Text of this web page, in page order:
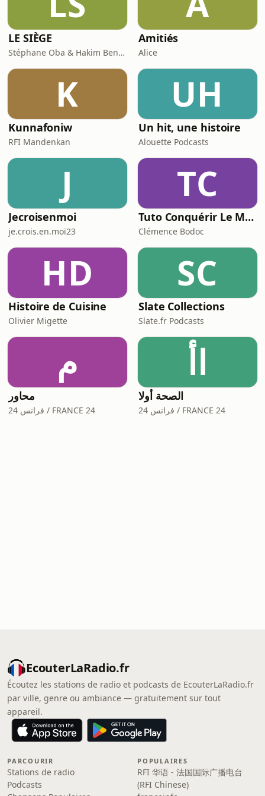
LE SIÈGE
Stéphane Oba & Hakim Benbadra
Amitiés
Alice
K
Kunnafoniw
RFI Mandenkan
UH
Un hit, une histoire
Alouette Podcasts
J
Jecroisenmoi
je.crois.en.moi23
TC
Tuto Conquérir Le Monde
Clémence Bodoc
HD
Histoire de Cuisine
Olivier Migette
SC
Slate Collections
Slate.fr Podcasts
م
محاور
فرانس 24 / FRANCE 24
اأ
الصحة أولا
فرانس 24 / FRANCE 24
EcouterLaRadio.fr
Écoutez les stations de radio et podcasts de EcouterLaRadio.fr
par ville, genre ou ambiance — gratuitement sur tout
appareil.
PARCOURIR
Stations de radio
Podcasts
POPULAIRES
RFI 华语 - 法国国际广播电台
(RFI Chinese)